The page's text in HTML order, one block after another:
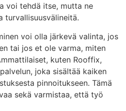
voi tehdä itse, mutta ne
turvallisuusvälineitä.
voi olla järkevä valinta, jos
tai jos et ole varma, miten
kuten Rooffix,
joka sisältää kaiken
pinnoitukseen. Tämä
sekä varmistaa, että työ